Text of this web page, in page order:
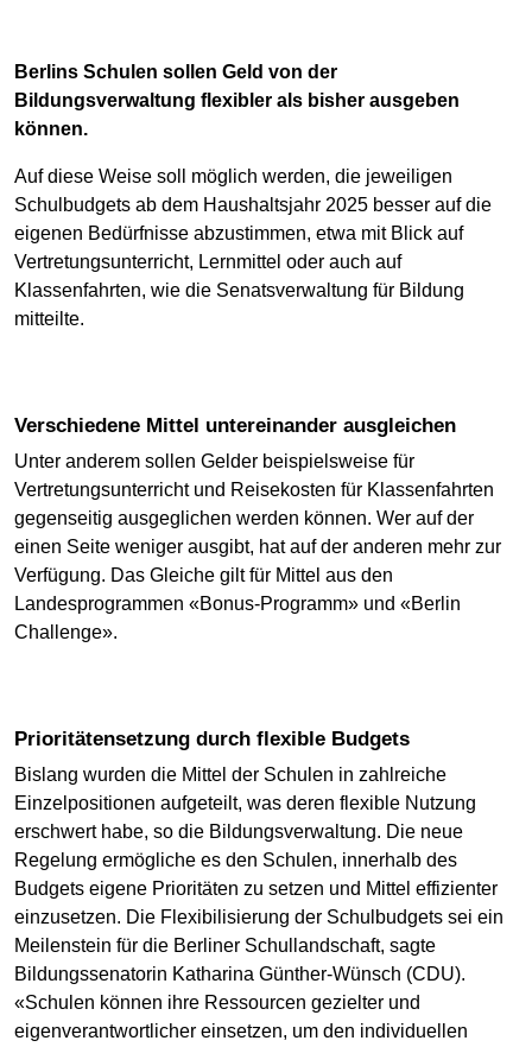
Berlins Schulen sollen Geld von der
Bildungsverwaltung flexibler als bisher ausgeben
können.
Auf diese Weise soll möglich werden, die jeweiligen
Schulbudgets ab dem Haushaltsjahr 2025 besser auf die
eigenen Bedürfnisse abzustimmen, etwa mit Blick auf
Vertretungsunterricht, Lernmittel oder auch auf
Klassenfahrten, wie die Senatsverwaltung für Bildung
mitteilte.
Verschiedene Mittel untereinander ausgleichen
Unter anderem sollen Gelder beispielsweise für
Vertretungsunterricht und Reisekosten für Klassenfahrten
gegenseitig ausgeglichen werden können. Wer auf der
einen Seite weniger ausgibt, hat auf der anderen mehr zur
Verfügung. Das Gleiche gilt für Mittel aus den
Landesprogrammen «Bonus-Programm» und «Berlin
Challenge».
Prioritätensetzung durch flexible Budgets
Bislang wurden die Mittel der Schulen in zahlreiche
Einzelpositionen aufgeteilt, was deren flexible Nutzung
erschwert habe, so die Bildungsverwaltung. Die neue
Regelung ermögliche es den Schulen, innerhalb des
Budgets eigene Prioritäten zu setzen und Mittel effizienter
einzusetzen. Die Flexibilisierung der Schulbudgets sei ein
Meilenstein für die Berliner Schullandschaft, sagte
Bildungssenatorin Katharina Günther-Wünsch (CDU).
«Schulen können ihre Ressourcen gezielter und
eigenverantwortlicher einsetzen, um den individuellen